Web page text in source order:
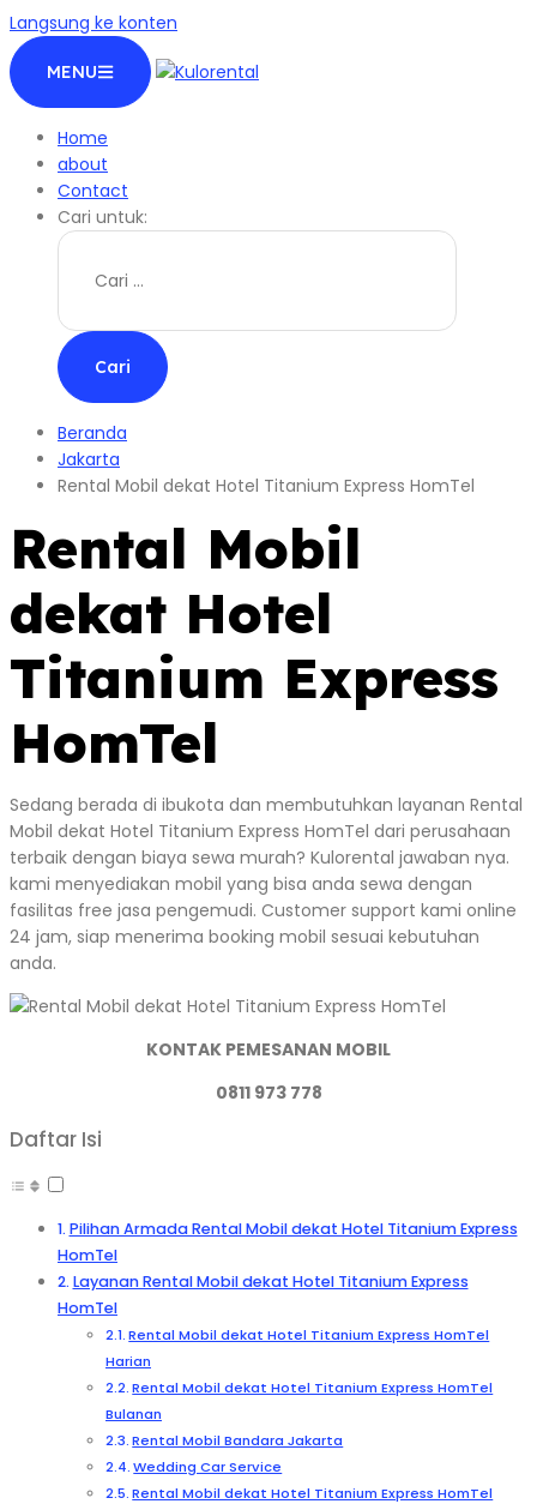
Langsung ke konten
MENU
Home
about
Contact
Cari untuk:
Beranda
Jakarta
Rental Mobil dekat Hotel Titanium Express HomTel
Rental Mobil
dekat Hotel
Titanium Express
HomTel
Sedang berada di ibukota dan membutuhkan layanan Rental
Mobil dekat Hotel Titanium Express HomTel dari perusahaan
terbaik dengan biaya sewa murah? Kulorental jawaban nya.
kami menyediakan mobil yang bisa anda sewa dengan
fasilitas free jasa pengemudi. Customer support kami online
24 jam, siap menerima booking mobil sesuai kebutuhan
anda.
KONTAK PEMESANAN MOBIL
0811 973 778
Daftar Isi
Pilihan Armada Rental Mobil dekat Hotel Titanium Express
HomTel
Layanan Rental Mobil dekat Hotel Titanium Express
HomTel
Rental Mobil dekat Hotel Titanium Express HomTel
Harian
Rental Mobil dekat Hotel Titanium Express HomTel
Bulanan
Rental Mobil Bandara Jakarta
Wedding Car Service
Rental Mobil dekat Hotel Titanium Express HomTel